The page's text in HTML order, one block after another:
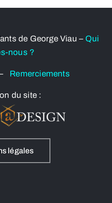
de George Viau – Qui
nous ?
Remerciements
du site :
légales